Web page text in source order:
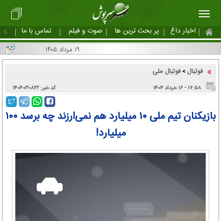
اخبار داغ پر بحث ترین ها صوت و فیلم تماس با ما
فوتبال >فوتبال ملی
۱۷:۵۸ - ۱۶ خرداد ۱۴۰۴ کد خبر: ۱۴۰۴۰۳۰۸۲۲
بازیکنان تیم ملی ۱۰ میلیارد هم نمی‌ارزند چه برسد ۱۰۰
میلیارد!